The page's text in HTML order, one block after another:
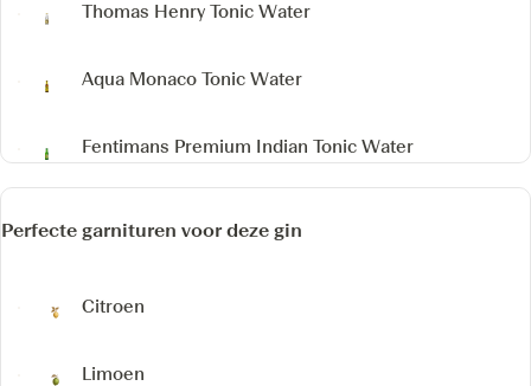
Thomas Henry Tonic Water
Aqua Monaco Tonic Water
Fentimans Premium Indian Tonic Water
Perfecte garnituren voor deze gin
Citroen
Limoen